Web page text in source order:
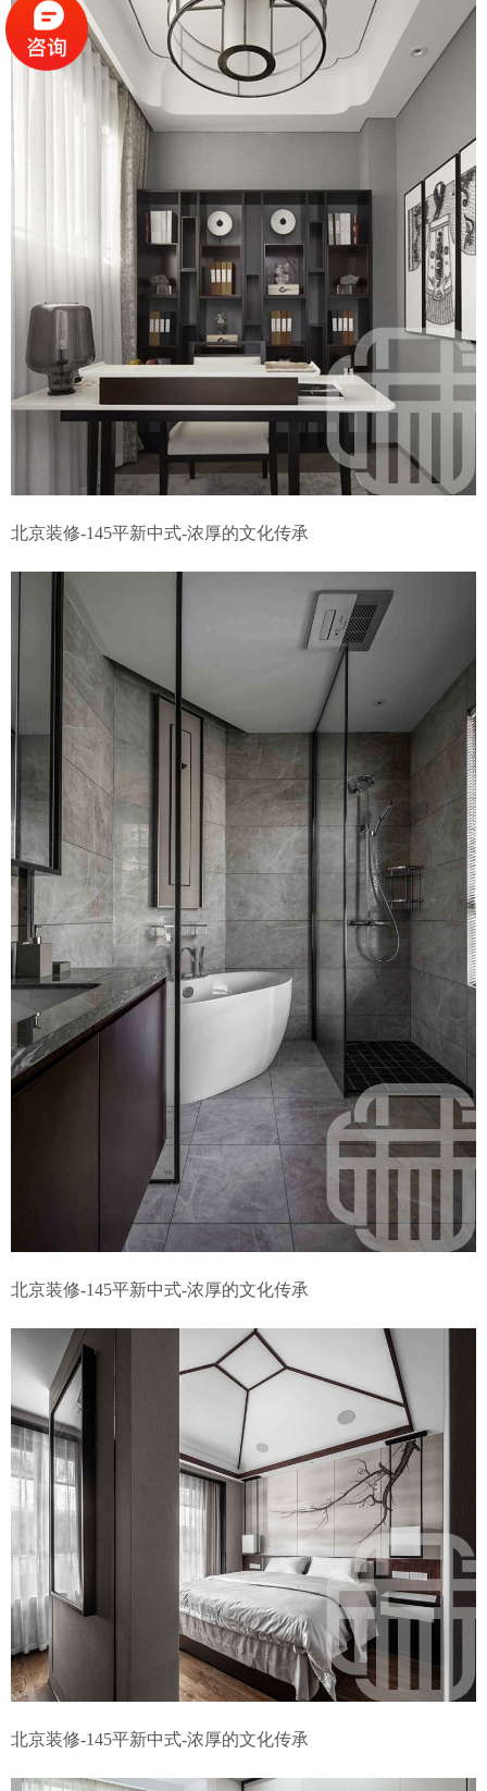
北京装修-145平新中式-浓厚的文化传承
北京装修-145平新中式-浓厚的文化传承
北京装修-145平新中式-浓厚的文化传承